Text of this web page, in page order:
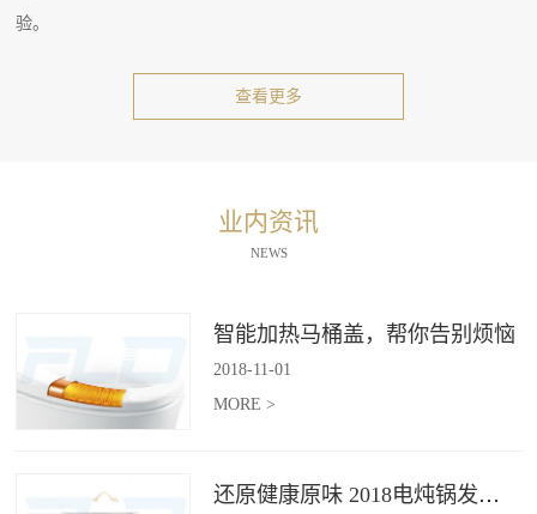
验。
查看更多
业内资讯
NEWS
智能加热马桶盖，帮你告别烦恼
2018-11-01
MORE >
还原健康原味 2018电炖锅发展趋势